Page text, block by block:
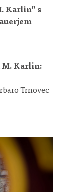
Karlin” s
M. Karlin:
Trnovec